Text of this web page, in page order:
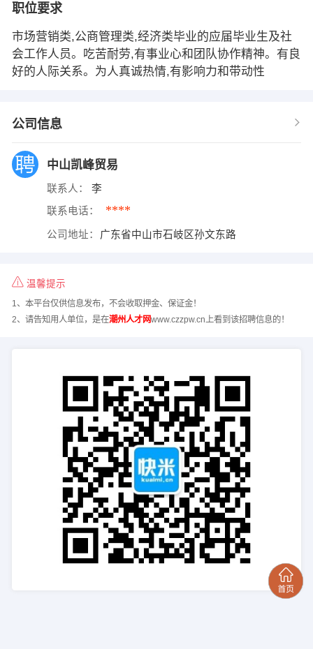
职位要求
市场营销类,公商管理类,经济类毕业的应届毕业生及社
会工作人员。吃苦耐劳,有事业心和团队协作精神。有良
好的人际关系。为人真诚热情,有影响力和带动性
公司信息
中山凯峰贸易
联系人： 李
联系电话： ****
公司地址： 广东省中山市石岐区孙文东路
温馨提示
1、本平台仅供信息发布，不会收取押金、保证金！
2、请告知用人单位，是在潮州人才网www.czzpw.cn上看到该招聘信息的！